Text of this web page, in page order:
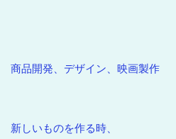
商品開発、デザイン、映画製作
新しいものを作る時、